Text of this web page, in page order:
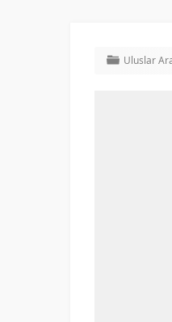
Uluslar